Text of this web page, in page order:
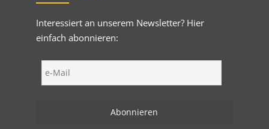
Interessiert an unserem Newsletter? Hier
einfach abonnieren: